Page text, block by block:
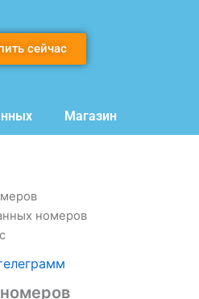
сейчас
Магазин
номеров